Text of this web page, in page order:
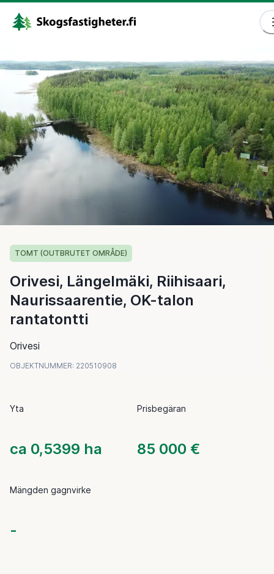
TOMT (OUTBRUTET OMRÅDE)
Orivesi, Längelmäki, Riihisaari,
Naurissaarentie, OK-talon
rantatontti
Orivesi
OBJEKTNUMMER: 220510908
Yta
ca 0,5399 ha
Mängden gagnvirke
-
Prisbegäran
85 000 €